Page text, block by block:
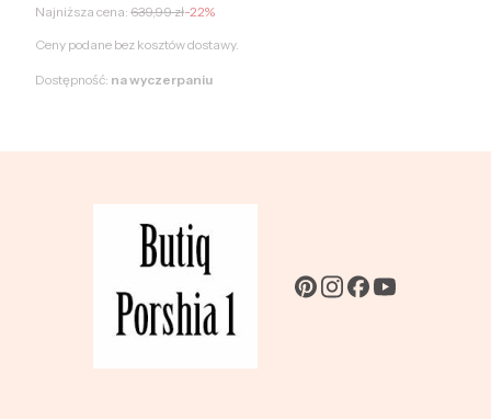
Najniższa cena: 639,99 zł-22%
Ceny podane bez kosztów dostawy.
Dostępność: na wyczerpaniu